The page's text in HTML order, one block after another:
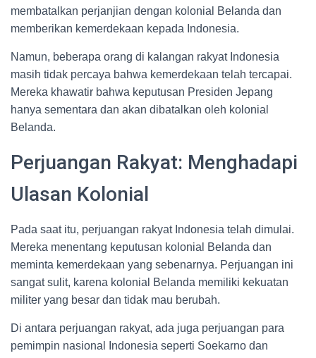
membatalkan perjanjian dengan kolonial Belanda dan
memberikan kemerdekaan kepada Indonesia.
Namun, beberapa orang di kalangan rakyat Indonesia
masih tidak percaya bahwa kemerdekaan telah tercapai.
Mereka khawatir bahwa keputusan Presiden Jepang
hanya sementara dan akan dibatalkan oleh kolonial
Belanda.
Perjuangan Rakyat: Menghadapi
Ulasan Kolonial
Pada saat itu, perjuangan rakyat Indonesia telah dimulai.
Mereka menentang keputusan kolonial Belanda dan
meminta kemerdekaan yang sebenarnya. Perjuangan ini
sangat sulit, karena kolonial Belanda memiliki kekuatan
militer yang besar dan tidak mau berubah.
Di antara perjuangan rakyat, ada juga perjuangan para
pemimpin nasional Indonesia seperti Soekarno dan